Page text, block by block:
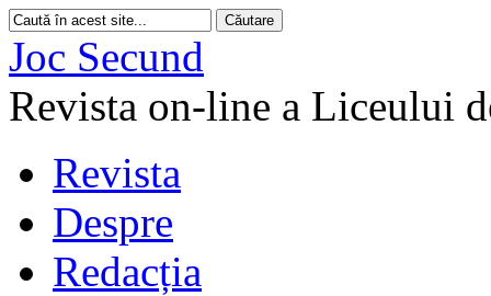
Joc Secund
Revista on-line a Liceului
Revista
Despre
Redacția